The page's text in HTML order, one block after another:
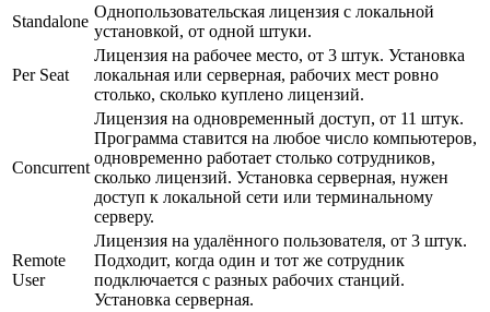
Standalone
Однопользовательская лицензия с локальной
установкой, от одной штуки.
Per Seat
Лицензия на рабочее место, от 3 штук. Установка
локальная или серверная, рабочих мест ровно
столько, сколько куплено лицензий.
Concurrent
Лицензия на одновременный доступ, от 11 штук.
Программа ставится на любое число компьютеров,
одновременно работает столько сотрудников,
сколько лицензий. Установка серверная, нужен
доступ к локальной сети или терминальному
серверу.
Remote
User
Лицензия на удалённого пользователя, от 3 штук.
Подходит, когда один и тот же сотрудник
подключается с разных рабочих станций.
Установка серверная.